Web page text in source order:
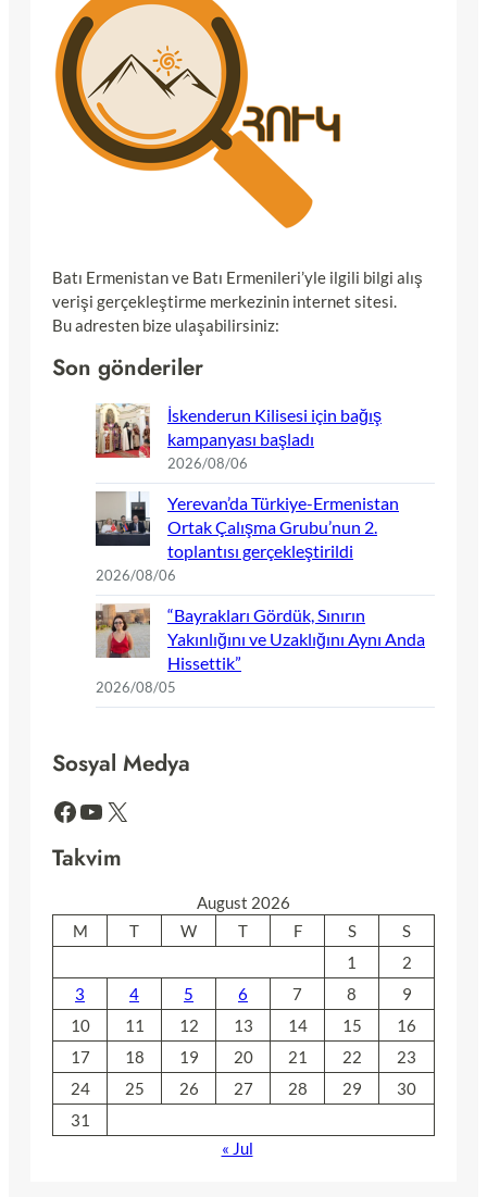
Batı Ermenistan ve Batı Ermenileri’yle ilgili bilgi alış
verişi gerçekleştirme merkezinin internet sitesi.
Bu adresten bize ulaşabilirsiniz:
Son gönderiler
İskenderun Kilisesi için bağış
kampanyası başladı
2026/08/06
Yerevan’da Türkiye-Ermenistan
Ortak Çalışma Grubu’nun 2.
toplantısı gerçekleştirildi
2026/08/06
“Bayrakları Gördük, Sınırın
Yakınlığını ve Uzaklığını Aynı Anda
Hissettik”
2026/08/05
Sosyal Medya
Facebook YouTube X
Takvim
August 2026
M
T W T F S
S
1
2
3
4 5 6 7 8
9
10
11 12 13 14 15
16
17
18 19 20 21 22
23
24
25 26 27 28 29
30
31
« Jul